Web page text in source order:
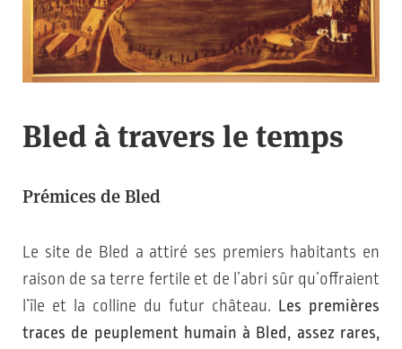
Bled à travers le temps
Prémices de Bled
Le site de Bled a attiré ses premiers habitants en
raison de sa terre fertile et de l’abri sûr qu’offraient
l’île et la colline du futur château. Les premières
traces de peuplement humain à Bled, assez rares,